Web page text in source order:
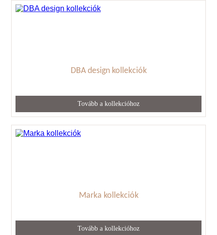
DBA design kollekciók
Tovább a kollekcióhoz
Marka kollekciók
Tovább a kollekcióhoz